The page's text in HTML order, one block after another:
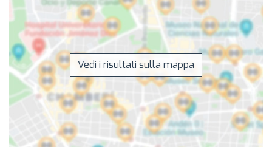
Vedi i risultati sulla mappa